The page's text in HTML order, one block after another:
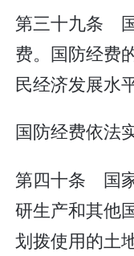
第三十九条
费。国防经费
民经济发展水
国防经费依法
第四十条 国
研生产和其他
划拨使用的土